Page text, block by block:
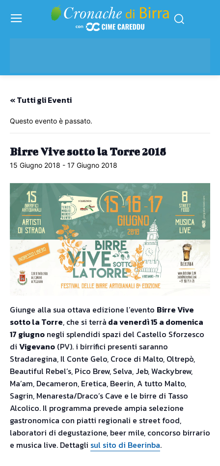
« Tutti gli Eventi
Questo evento è passato.
Birre Vive sotto la Torre 2018
15 Giugno 2018 - 17 Giugno 2018
Giunge alla sua ottava edizione l’evento Birre Vive
sotto la Torre, che si terrà da venerdì 15 a domenica
17 giugno negli splendidi spazi del Castello Sforzesco
di Vigevano (PV). i birrifici presenti saranno
Stradaregina, Il Conte Gelo, Croce di Malto, Oltrepò,
Beautiful Rebel’s, Pico Brew, Selva, Jeb, Wackybrew,
Ma’am, Decameron, Eretica, Beerin, A tutto Malto,
Sagrin, Menaresta/Draco’s Cave e le birre di Tasso
Alcolico. Il programma prevede ampia selezione
gastronomica con piatti regionali e street food,
laboratori di degustazione, beer mile, concorso birrario
e musica live. Dettagli sul sito di Beerinba.